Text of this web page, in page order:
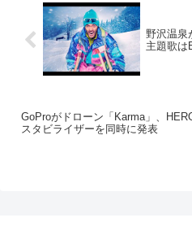
野沢温泉
主題歌
GoProがドローン「Karma」、
スタビライザーを同時に発表